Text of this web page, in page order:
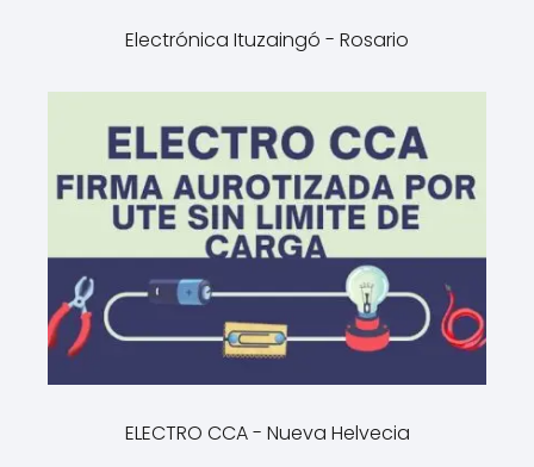
Electrónica Ituzaingó - Rosario
ELECTRO CCA - Nueva Helvecia